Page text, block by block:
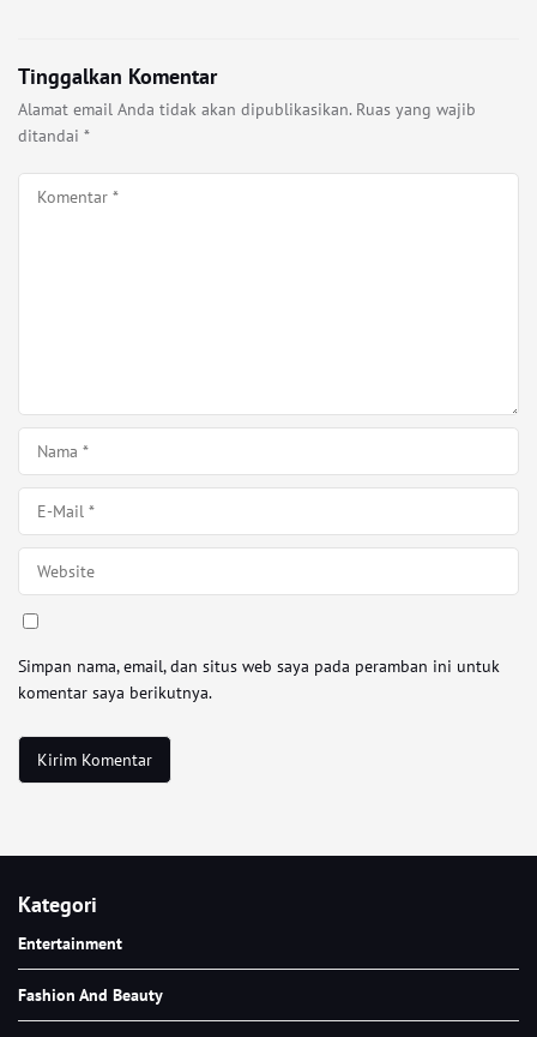
Tinggalkan Komentar
Alamat email Anda tidak akan dipublikasikan. Ruas yang wajib
ditandai *
Simpan nama, email, dan situs web saya pada peramban ini untuk
komentar saya berikutnya.
Kategori
Entertainment
Fashion And Beauty